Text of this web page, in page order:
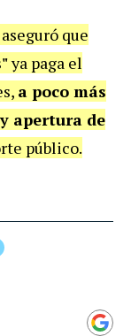
que
ya paga el
a poco más
apertura de
público.